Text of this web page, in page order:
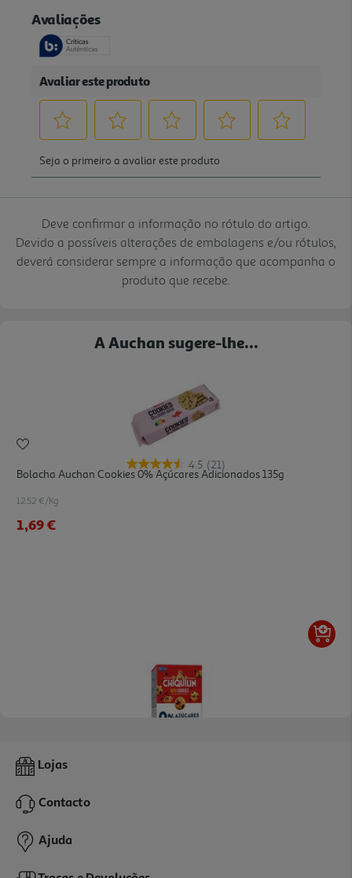
Deve confirmar a informação no rótulo do artigo.
Devido a possíveis alterações de embalagens e/ou rótulos,
deverá considerar sempre a informação que acompanha o
produto que recebe.
A Auchan sugere-lhe...
4.5 (21)
Bolacha Auchan Cookies 0% Açúcares Adicionados 135g
12.52 €/Kg
1,69 €
Bolacha Artiach Minicookies 0% Açúcar 120 G
2,49 €
Lojas
Contacto
Ajuda